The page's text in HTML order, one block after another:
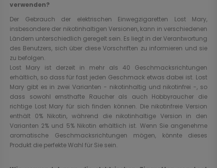
verwenden?
Der Gebrauch der elektrischen Einwegzigaretten Lost Mary,
insbesondere der nikotinhaltigen Versionen, kann in verschiedenen
Ländern unterschiedlich geregelt sein. Es liegt in der Verantwortung
des Benutzers, sich über diese Vorschriften zu informieren und sie
zu befolgen.
Lost Mary ist derzeit in mehr als 40 Geschmacksrichtungen
erhältlich, so dass für fast jeden Geschmack etwas dabei ist. Lost
Mary gibt es in zwei Varianten - nikotinhaltig und nikotinfrei -, so
dass sowohl ernsthafte Raucher als auch Hobbyraucher die
richtige Lost Mary für sich finden können. Die nikotinfreie Version
enthält 0% Nikotin, während die nikotinhaltige Version in den
Varianten 2% und 5% Nikotin erhältlich ist. Wenn Sie angenehme
aromatische Geschmacksrichtungen mögen, könnte dieses
Produkt die perfekte Wahl für Sie sein.